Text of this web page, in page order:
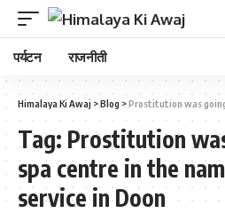
पर्यटन राजनीती
Himalaya Ki Awaj >Blog >Prostitution was going on in a
Tag: Prostitution
spa centre in the
service in Doon